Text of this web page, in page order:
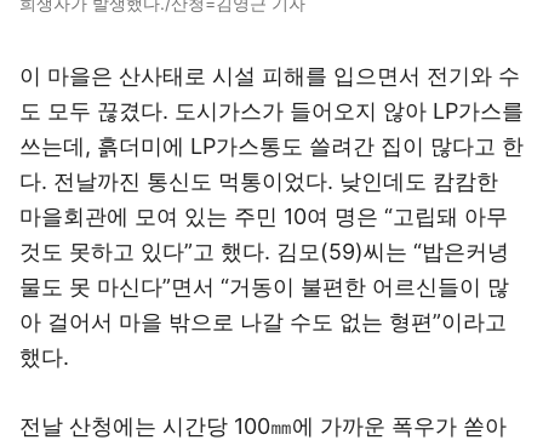
이 마을은 산사태로 시설 피해를 입으면서 전기와 수
도 모두 끊겼다. 도시가스가 들어오지 않아 LP가스를
쓰는데, 흙더미에 LP가스통도 쓸려간 집이 많다고 한
다. 전날까진 통신도 먹통이었다. 낮인데도 캄캄한
마을회관에 모여 있는 주민 10여 명은 “고립돼 아무
것도 못하고 있다”고 했다. 김모(59)씨는 “밥은커녕
물도 못 마신다”면서 “거동이 불편한 어르신들이 많
아 걸어서 마을 밖으로 나갈 수도 없는 형편”이라고
했다.
전날 산청에는 시간당 100㎜에 가까운 폭우가 쏟아